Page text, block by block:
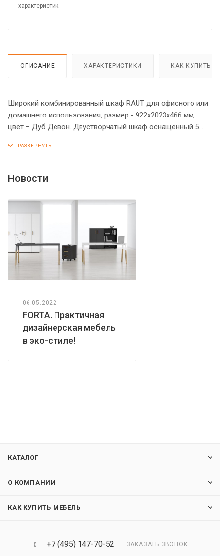
характеристик.
ОПИСАНИЕ ХАРАКТЕРИСТИКИ КАК КУПИТЬ
Широкий комбинированный шкаф RAUT для офисного или
домашнего использования, размер - 922х2023х466 мм,
цвет – Дуб Девон. Двустворчатый шкаф оснащенный 5
цвет конструкции, три верхние – стеклянными дверцами.
ручки. Верх оснащен солидным топом из ЛДСП 18 мм с
эксцентриковыми стяжками. Регулируемые по высоте
опоры обеспечат устойчивость на неровном полу.
Новости
06.05.2022
FORTA. Практичная
дизайнерская мебель
в эко-стиле!
КАТАЛОГ
О КОМПАНИИ
КАК КУПИТЬ МЕБЕЛЬ
+7 (495) 147-70-52 ЗАКАЗАТЬ ЗВОНОК